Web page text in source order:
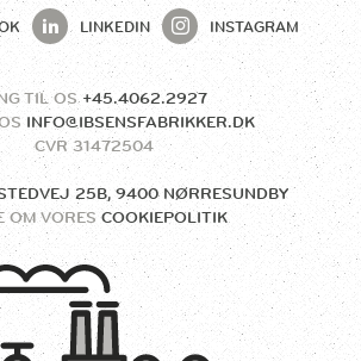
LINKEDIN INSTAGRAM
TIL OS +45.4062.2927
INFO@IBSENSFABRIKKER.DK
OM VORES COOKIEPOLITIK
25B, 9400 NØRRESUNDBY
CVR31472504